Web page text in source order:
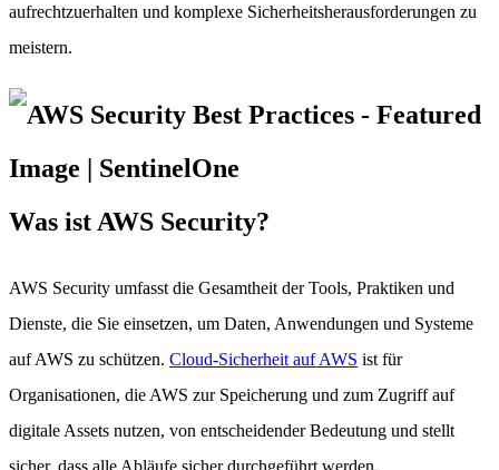
aufrechtzuerhalten und komplexe Sicherheitsherausforderungen zu
meistern.
Was ist AWS Security?
AWS Security umfasst die Gesamtheit der Tools, Praktiken und
Dienste, die Sie einsetzen, um Daten, Anwendungen und Systeme
auf AWS zu schützen. Cloud-Sicherheit auf AWS ist für
Organisationen, die AWS zur Speicherung und zum Zugriff auf
digitale Assets nutzen, von entscheidender Bedeutung und stellt
sicher, dass alle Abläufe sicher durchgeführt werden.